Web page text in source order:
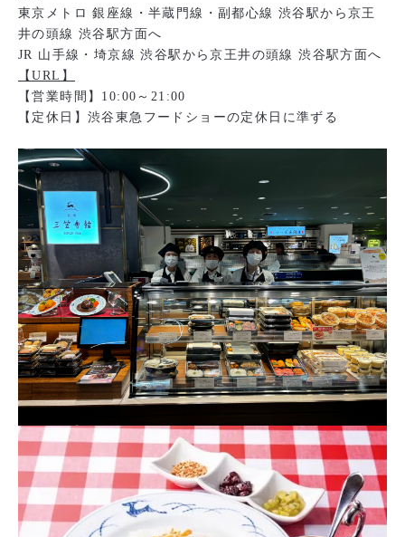
東京メトロ 銀座線・半蔵門線・副都心線 渋谷駅から京王
井の頭線 渋谷駅方面へ
JR 山手線・埼京線 渋谷駅から京王井の頭線 渋谷駅方面へ
【URL】
【営業時間】10:00～21:00
【定休日】渋谷東急フードショーの定休日に準ずる